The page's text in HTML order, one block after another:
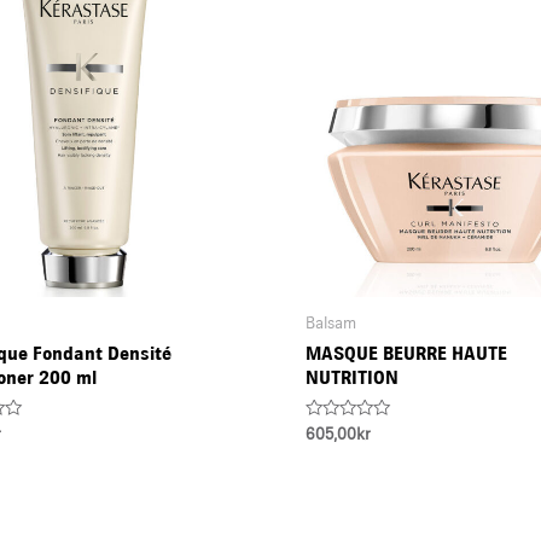
Fondant Densité
200 ml
Balsam
MASQUE BEURRE HAUTE
NUTRITION
Rated
605,00kr